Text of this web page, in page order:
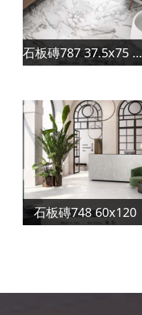
石板磚787 37.5x75 75x75
石板磚748 60x120